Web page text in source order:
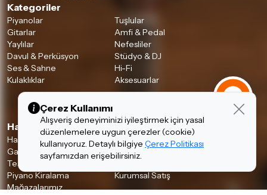
Kategoriler
Piyanolar
Tuşlular
Gitarlar
Amfi & Pedal
Yaylılar
Nefesliler
Davul & Perküsyon
Stüdyo & DJ
Ses & Sahne
Hi-Fi
Kulaklıklar
Aksesuarlar
Hakkımızda & Hizmetlerimiz
Hakkımızda
İnsan Kaynakları
Garanti ve İade Koşulları
Banka Hesaplarımız
Teslimat Koşulları
Piyano Kiralama
Kurumsal Satış
Mağazalarımız
Çerez Kullanımı
Alışveriş deneyiminizi iyileştirmek için yasal
düzenlemelere uygun çerezler (cookie)
kullanıyoruz. Detaylı bilgiye Çerez Politikası
sayfamızdan erişebilirsiniz.